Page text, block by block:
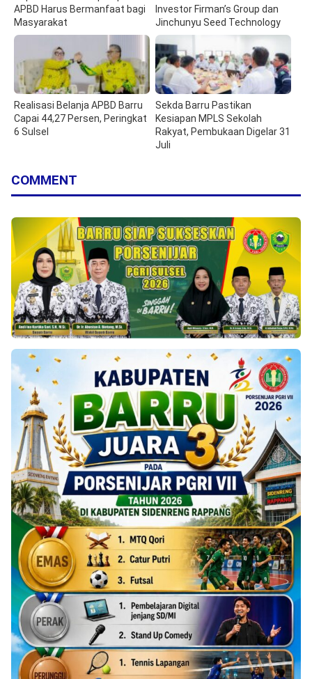
APBD Harus Bermanfaat bagi
Masyarakat
Investor Firman’s Group dan
Jinchunyu Seed Technology
Realisasi Belanja APBD Barru
Capai 44,27 Persen, Peringkat
6 Sulsel
Sekda Barru Pastikan
Kesiapan MPLS Sekolah
Rakyat, Pembukaan Digelar 31
Juli
COMMENT